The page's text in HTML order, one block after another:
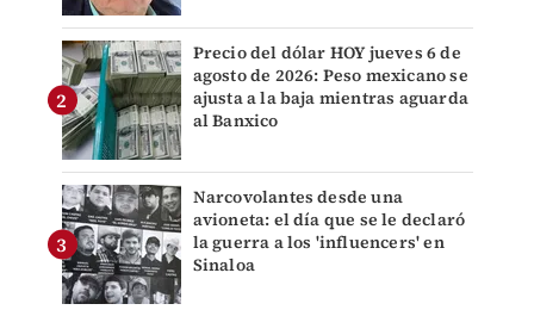
Precio del dólar HOY jueves 6 de
agosto de 2026: Peso mexicano se
ajusta a la baja mientras aguarda
al Banxico
Narcovolantes desde una
avioneta: el día que se le declaró
la guerra a los 'influencers' en
Sinaloa